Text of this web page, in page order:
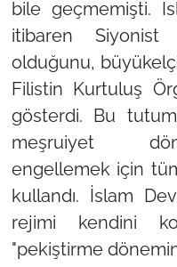
bile geçmemişti.
itibaren Siyonist
olduğunu,
Filistin Kurtuluş
gösterdi. Bu
meşruiyet
engellemek için
kullandı. İslam
rejimi kendini
"pekiştirme